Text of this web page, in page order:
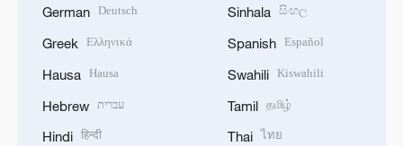
German Deutsch
Greek Ελληνικά
Hausa Hausa
Hebrew עברית
Hindi हिन्दी
Sinhala සිංහල
Spanish Español
Swahili Kiswahili
Tamil தமிழ்
Thai ไทย